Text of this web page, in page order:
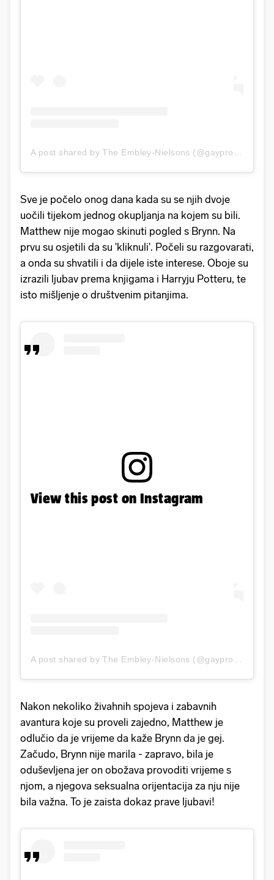
Sve je počelo onog dana kada su se njih dvoje
uočili tijekom jednog okupljanja na kojem su bili.
Matthew nije mogao skinuti pogled s Brynn. Na
prvu su osjetili da su 'kliknuli'. Počeli su razgovarati,
a onda su shvatili i da dijele iste interese. Oboje su
izrazili ljubav prema knjigama i Harryju Potteru, te
isto mišljenje o društvenim pitanjima.
View this post on Instagram
Nakon nekoliko živahnih spojeva i zabavnih
avantura koje su proveli zajedno, Matthew je
odlučio da je vrijeme da kaže Brynn da je gej.
Začudo, Brynn nije marila - zapravo, bila je
oduševljena jer on obožava provoditi vrijeme s
njom, a njegova seksualna orijentacija za nju nije
bila važna. To je zaista dokaz prave ljubavi!